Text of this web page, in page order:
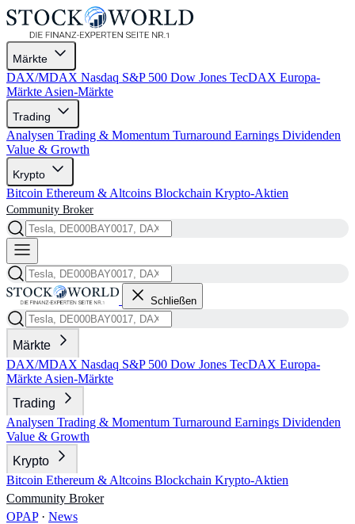
Märkte
DAX/MDAX Nasdaq S&P 500 Dow Jones TecDAX Europa-
Märkte Asien-Märkte
Trading
Analysen Trading & Momentum Turnaround Earnings Dividenden
Value & Growth
Krypto
Bitcoin Ethereum & Altcoins Blockchain Krypto-Aktien
Community Broker
Schließen
Märkte
DAX/MDAX Nasdaq S&P 500 Dow Jones TecDAX Europa-
Märkte Asien-Märkte
Trading
Analysen Trading & Momentum Turnaround Earnings Dividenden
Value & Growth
Krypto
Bitcoin Ethereum & Altcoins Blockchain Krypto-Aktien
Community Broker
OPAP · News